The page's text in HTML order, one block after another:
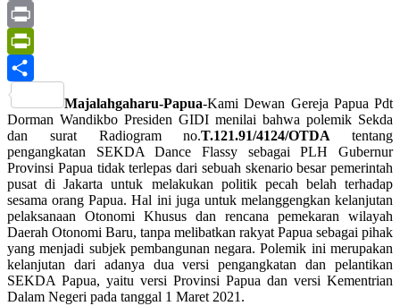
Mail
Email
Print
PrintFriendly
Share
Majalahgaharu-Papua-Kami Dewan Gereja Papua Pdt
Dorman Wandikbo Presiden GIDI menilai bahwa polemik Sekda
dan surat Radiogram no.T.121.91/4124/OTDA tentang
pengangkatan SEKDA Dance Flassy sebagai PLH Gubernur
Provinsi Papua tidak terlepas dari sebuah skenario besar pemerintah
pusat di Jakarta untuk melakukan politik pecah belah terhadap
sesama orang Papua. Hal ini juga untuk melanggengkan kelanjutan
pelaksanaan Otonomi Khusus dan rencana pemekaran wilayah
Daerah Otonomi Baru, tanpa melibatkan rakyat Papua sebagai pihak
yang menjadi subjek pembangunan negara. Polemik ini merupakan
kelanjutan dari adanya dua versi pengangkatan dan pelantikan
SEKDA Papua, yaitu versi Provinsi Papua dan versi Kementrian
Dalam Negeri pada tanggal 1 Maret 2021.